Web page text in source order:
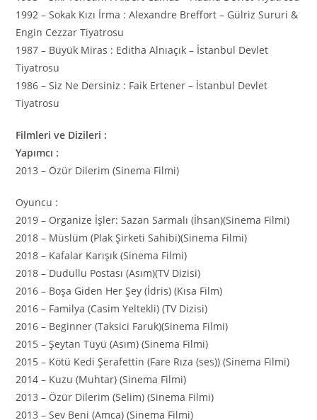
1992 – Sokak Kızı İrma : Alexandre Breffort – Gülriz Sururi &
Engin Cezzar Tiyatrosu
1987 – Büyük Miras : Editha Alnıaçık – İstanbul Devlet
Tiyatrosu
1986 – Siz Ne Dersiniz : Faik Ertener – İstanbul Devlet
Tiyatrosu
Filmleri ve Dizileri :
Yapımcı :
2013 – Özür Dilerim (Sinema Filmi)
Oyuncu :
2019 – Organize İşler: Sazan Sarmalı (İhsan)(Sinema Filmi)
2018 – Müslüm (Plak Şirketi Sahibi)(Sinema Filmi)
2018 – Kafalar Karışık (Sinema Filmi)
2018 – Dudullu Postası (Asım)(TV Dizisi)
2016 – Boşa Giden Her Şey (İdris) (Kısa Film)
2016 – Familya (Casim Yeltekli) (TV Dizisi)
2016 – Beginner (Taksici Faruk)(Sinema Filmi)
2015 – Şeytan Tüyü (Asım) (Sinema Filmi)
2015 – Kötü Kedi Şerafettin (Fare Rıza (ses)) (Sinema Filmi)
2014 – Kuzu (Muhtar) (Sinema Filmi)
2013 – Özür Dilerim (Selim) (Sinema Filmi)
2013 – Sev Beni (Amca) (Sinema Filmi)